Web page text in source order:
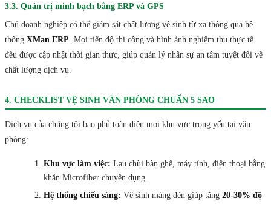
3.3. Quản trị minh bạch bằng ERP và GPS
Chủ doanh nghiệp có thể giám sát chất lượng vệ sinh từ xa thông qua hệ
thống XMan ERP . Mọi tiến độ thi công và hình ảnh nghiệm thu thực tế
đều được cập nhật thời gian thực, giúp quản lý nhân sự an tâm tuyệt đối về
chất lượng dịch vụ.
4. CHECKLIST VỆ SINH VĂN PHÒNG CHUẨN 5 SAO
Dịch vụ của chúng tôi bao phủ toàn diện mọi khu vực trọng yếu tại văn
phòng:
Khu vực làm việc: Lau chùi bàn ghế, máy tính, điện thoại bằng
khăn Microfiber chuyên dụng.
Hệ thống chiếu sáng: Vệ sinh máng đèn giúp tăng 20-30% độ